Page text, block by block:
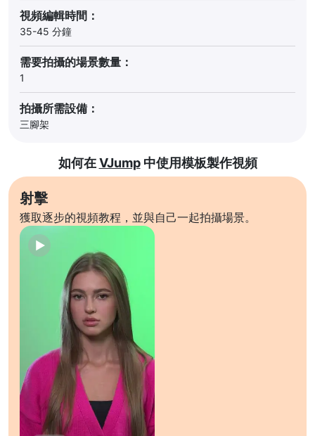
視頻編輯時間：
35-45 分鐘
需要拍攝的場景數量：
1
拍攝所需設備：
三腳架
如何在VJump中使用模板製作視頻
射擊
獲取逐步的視頻教程，並與自己一起拍攝場景。